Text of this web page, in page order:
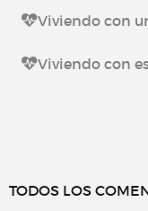
Viviendo con
Viviendo con
TODOS LOS